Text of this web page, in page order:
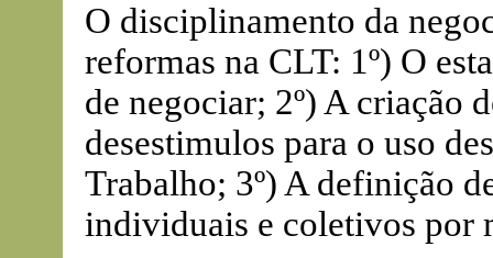
O disciplinamento da
reformas na CLT: 1º) O
de negociar; 2º) A criação
desestimulos para o uso
Trabalho; 3º) A definição
individuais e coletivos por